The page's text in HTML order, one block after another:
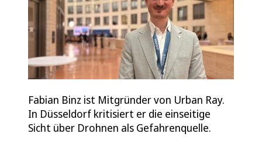
Fabian Binz ist Mitgründer von Urban Ray.
In Düsseldorf kritisiert er die einseitige
Sicht über Drohnen als Gefahrenquelle.